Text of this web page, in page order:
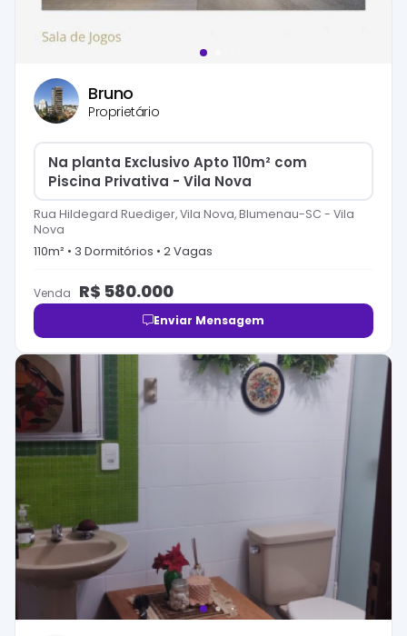
Bruno
Proprietário
Na planta Exclusivo Apto 110m² com
Piscina Privativa - Vila Nova
Rua Hildegard Ruediger, Vila Nova, Blumenau-SC - Vila
Nova
110m² • 3 Dormitórios • 2Vagas
Venda R$ 580.000
Enviar Mensagem